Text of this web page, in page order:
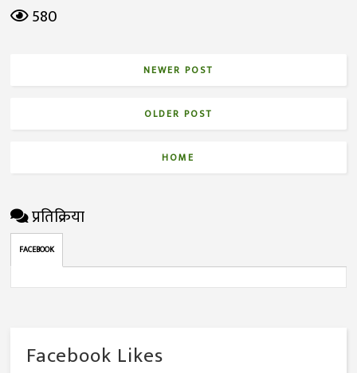
580
NEWER POST
OLDER POST
HOME
प्रतिक्रिया
FACEBOOK
Facebook Likes